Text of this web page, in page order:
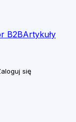
B2BArtykuły
się